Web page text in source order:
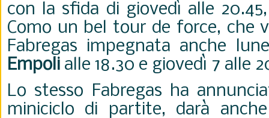
con la sfida di giovedì alle
Como un bel tour de force, che
Fabregas impegnata anche
Empoli alle 18.30 e giovedì 7 alle
Lo stesso Fabregas ha
miniciclo di partite, darà